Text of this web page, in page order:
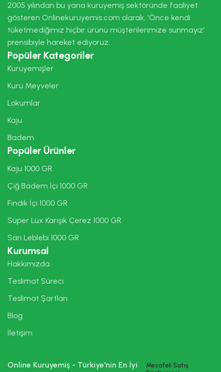
2005 yılından bu yana kuruyemiş sektöründe faaliyet
gösteren Onlinekuruyemis.com olarak, 'Önce kendi
tüketmediğimiz hiçbir ürünü müşterilerimize sunmayız'
prensibiyle hareket ediyoruz.
Popüler Kategoriler
Kuruyemişler
Kuru Meyveler
Lokumlar
Kaju
Badem
Popüler Ürünler
Kaju 1000 GR
Çiğ Badem İçi 1000 GR
Fındık İçi 1000 GR
Süper Lüx Karışık Çerez 1000 GR
Sarı Leblebi 1000 GR
Kurumsal
Hakkımızda
Teslimat Süreci
Teslimat Şartları
Blog
İletişim
Online Kuruyemiş - Türkiye'nin En İyi
Mesafeli Satış